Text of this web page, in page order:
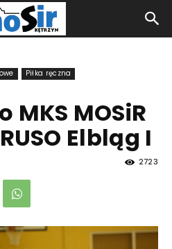
Piłka ręczna
MOSiR
Elbląg I
2723